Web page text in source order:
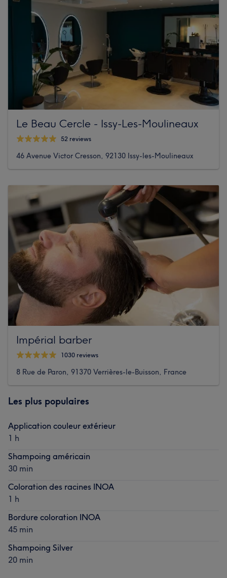
Le Beau Cercle - Issy-Les-Moulineaux
52 reviews
46 Avenue Victor Cresson, 92130 Issy-les-Moulineaux
Impérial barber
1030 reviews
8 Rue de Paron, 91370 Verrières-le-Buisson, France
Les plus populaires
Application couleur extérieur
1 h
Shampoing américain
30 min
Coloration des racines INOA
1 h
Bordure coloration INOA
45 min
Shampoing Silver
20 min